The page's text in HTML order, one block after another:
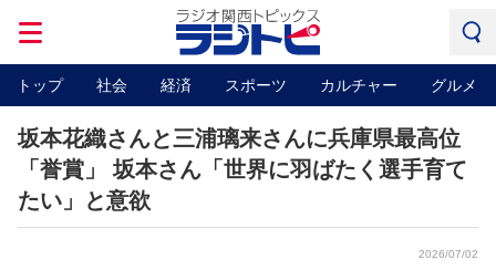
トップ 社会 経済 スポーツ カルチャー グルメ
坂本花織さんと三浦璃来さんに兵庫県最高位
「誉賞」 坂本さん「世界に羽ばたく選手育て
たい」と意欲
2026/07/02